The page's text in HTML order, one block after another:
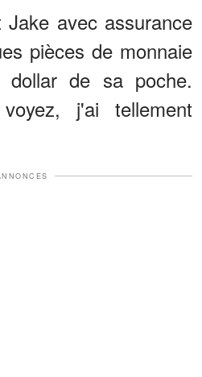
avec assurance
pièces de monnaie
de sa poche.
j'ai tellement